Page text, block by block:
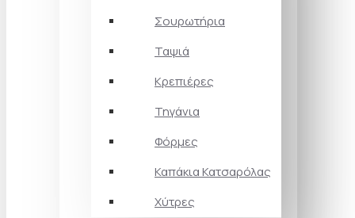
Σουρωτήρια
Ταψιά
Κρεπιέρες
Τηγάνια
Φόρμες
Καπάκια Κατσαρόλας
Χύτρες